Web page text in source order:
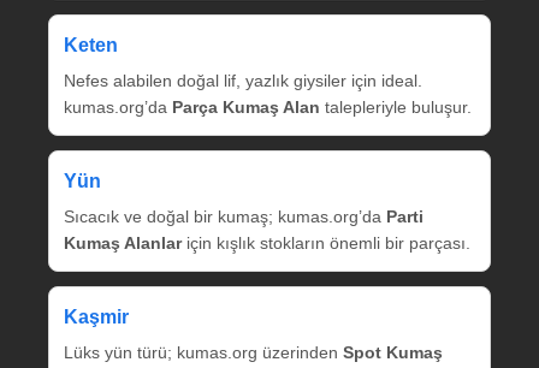
Keten
Nefes alabilen doğal lif, yazlık giysiler için ideal.
kumas.org’da Parça Kumaş Alan talepleriyle buluşur.
Yün
Sıcacık ve doğal bir kumaş; kumas.org’da Parti
Kumaş Alanlariçin kışlık stokların önemli bir parçası.
Kaşmir
Lüks yün türü; kumas.org üzerinden Spot Kumaş